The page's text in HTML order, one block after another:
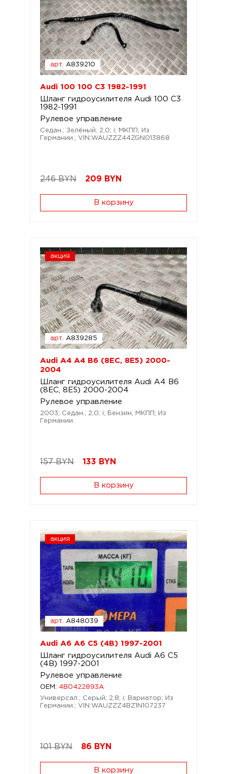
арт. A839210
Audi 100 100 C3 1982-1991
Шланг гидроусилителя Audi 100 C3
1982-1991
Рулевое управление
Седан.; Зелёный; 2,0; i; МКПП; Из
Германии.; VIN:WAUZZZ44ZGN013868
246 BYN 209 BYN
В корзину
акция
арт. A839285
Audi A4 A4 B6 (8EC, 8E5) 2000-
2004
Шланг гидроусилителя Audi A4 B6
(8EC, 8E5) 2000-2004
Рулевое управление
2003; Седан.; 2,0; i; Бензин; МКПП; Из
Германии.
157 BYN 133 BYN
В корзину
акция
арт. A848039
Audi A6 A6 C5 (4B) 1997-2001
Шланг гидроусилителя Audi A6 C5
(4B) 1997-2001
Рулевое управление
OEM: 4B0422893A
Универсал.; Серый; 2,8; i; Вариатор; Из
Германии.; VIN:WAUZZZ4BZ1N107237
101 BYN 86 BYN
В корзину